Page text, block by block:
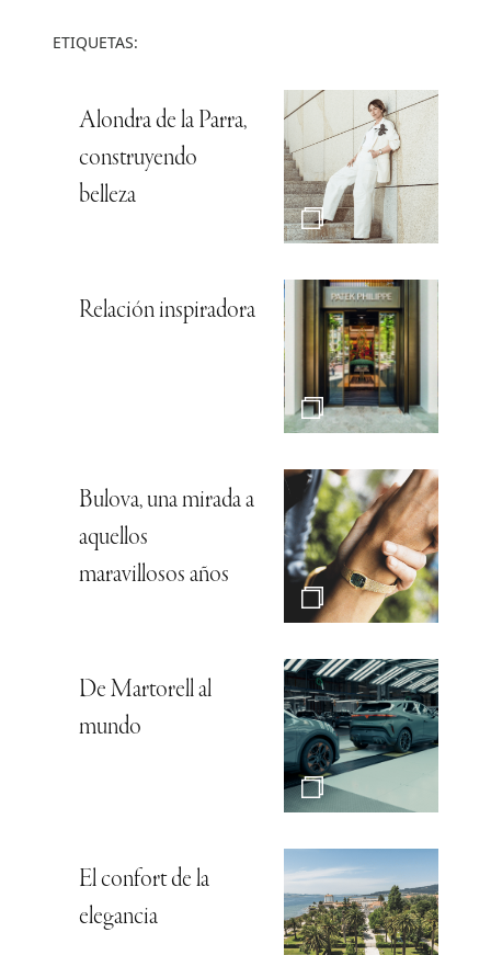
ETIQUETAS:
Alondra de la Parra,
construyendo
belleza
Relación inspiradora
Bulova, una mirada a
aquellos
maravillosos años
De Martorell al
mundo
El confort de la
elegancia